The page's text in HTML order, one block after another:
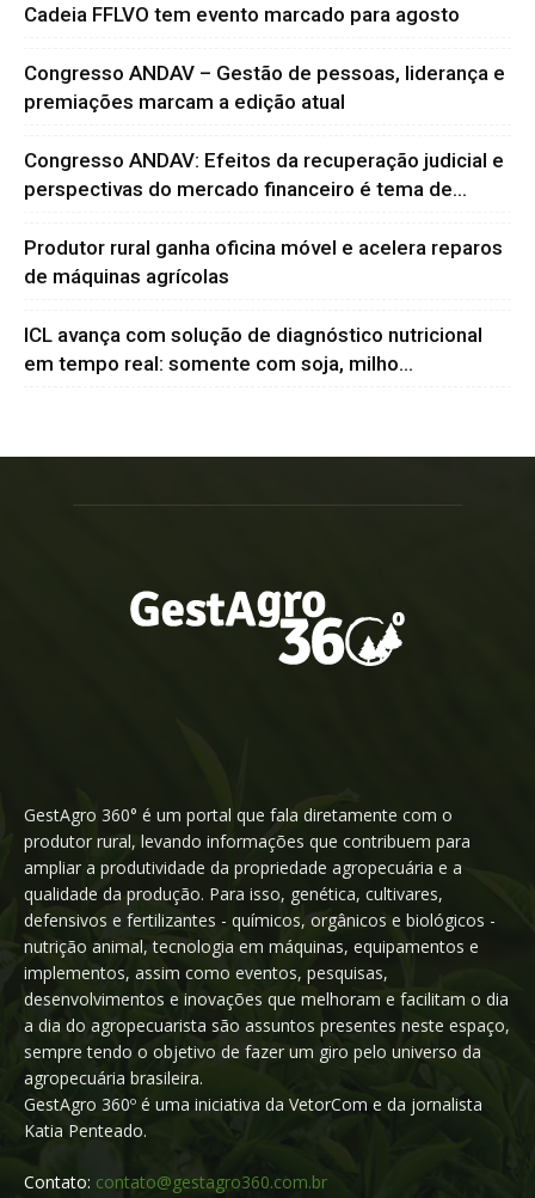
Cadeia FFLVO tem evento marcado para agosto
Congresso ANDAV – Gestão de pessoas, liderança e
premiações marcam a edição atual
Congresso ANDAV: Efeitos da recuperação judicial e
perspectivas do mercado financeiro é tema de...
Produtor rural ganha oficina móvel e acelera reparos
de máquinas agrícolas
ICL avança com solução de diagnóstico nutricional
em tempo real: somente com soja, milho...
GestAgro 360° é um portal que fala diretamente com o
produtor rural, levando informações que contribuem para
ampliar a produtividade da propriedade agropecuária e a
qualidade da produção. Para isso, genética, cultivares,
defensivos e fertilizantes - químicos, orgânicos e biológicos -
nutrição animal, tecnologia em máquinas, equipamentos e
implementos, assim como eventos, pesquisas,
desenvolvimentos e inovações que melhoram e facilitam o dia
a dia do agropecuarista são assuntos presentes neste espaço,
sempre tendo o objetivo de fazer um giro pelo universo da
agropecuária brasileira.
GestAgro 360º é uma iniciativa da VetorCom e da jornalista
Katia Penteado.
Contato: contato@gestagro360.com.br